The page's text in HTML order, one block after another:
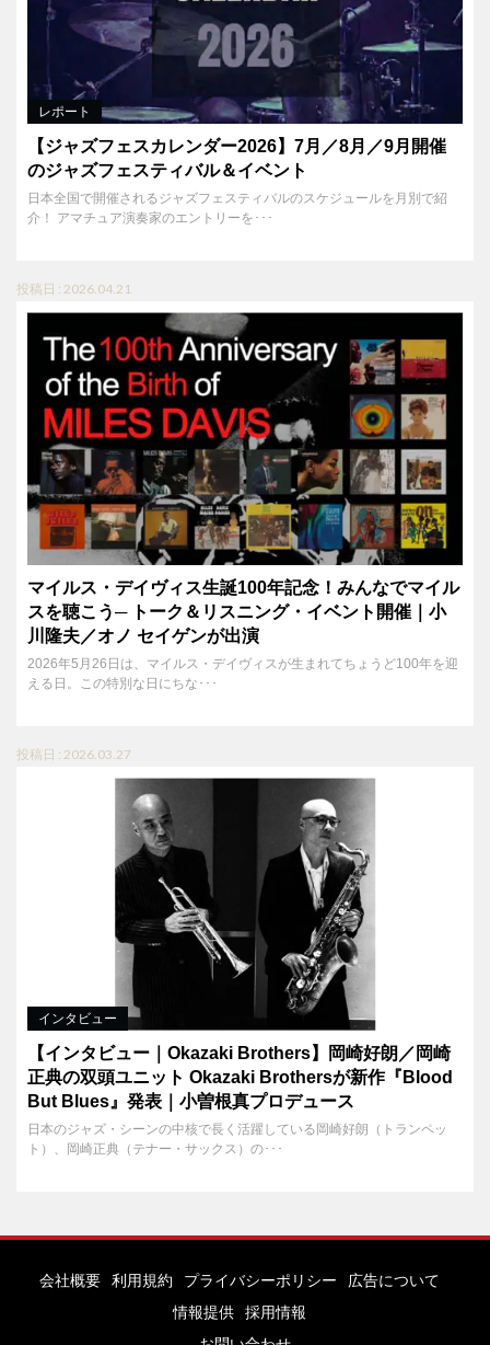
レポート
【ジャズフェスカレンダー2026】7月／8月／9月開催
のジャズフェスティバル＆イベント
日本全国で開催されるジャズフェスティバルのスケジュールを月別で紹
介！ アマチュア演奏家のエントリーを･･･
投稿日 : 2026.04.21
マイルス・デイヴィス生誕100年記念！みんなでマイル
スを聴こう─ トーク＆リスニング・イベント開催｜小
川隆夫／オノ セイゲンが出演
2026年5月26日は、マイルス・デイヴィスが生まれてちょうど100年を迎
える日。この特別な日にちな･･･
投稿日 : 2026.03.27
インタビュー
【インタビュー｜Okazaki Brothers】岡崎好朗／岡崎
正典の双頭ユニット Okazaki Brothersが新作『Blood
But Blues』発表｜小曽根真プロデュース
日本のジャズ・シーンの中核で長く活躍している岡崎好朗（トランペッ
ト）、岡崎正典（テナー・サックス）の･･･
会社概要 利用規約 プライバシーポリシー
広告について
情報提供
採用情報